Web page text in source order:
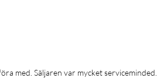
med. Säljaren var mycket serviceminded.